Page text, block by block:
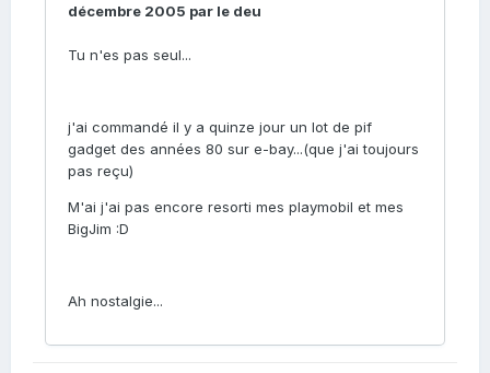
décembre 2005 par le deu
Tu n'es pas seul...
j'ai commandé il y a quinze jour un lot de pif
gadget des années 80 sur e-bay...(que j'ai toujours
pas reçu)
M'ai j'ai pas encore resorti mes playmobil et mes
BigJim :D
Ah nostalgie...